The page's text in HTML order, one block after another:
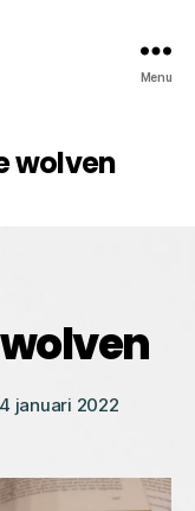
Menu
wolven
4 januari 2022